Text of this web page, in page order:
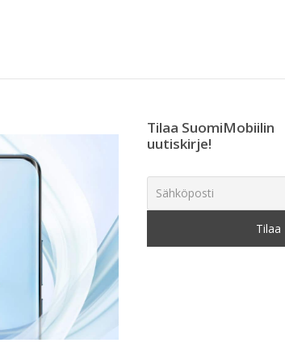
Tilaa SuomiMobiilin
uutiskirje!